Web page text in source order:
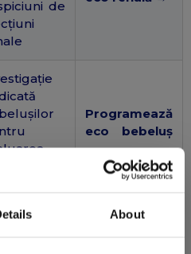
About
de
Programează
eco bebeluș
→